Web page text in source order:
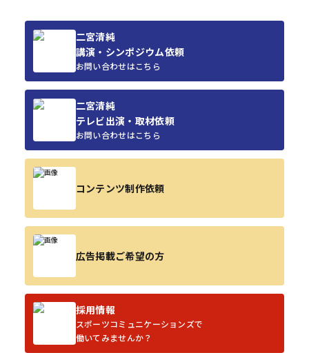
二宮清純
講演・シンポジウム依頼
お問い合わせはこちら
二宮清純
テレビ出演・取材依頼
お問い合わせはこちら
コンテンツ制作依頼
広告掲載ご希望の方
採用情報
スポーツコミュニケーションズで
働いてみませんか？